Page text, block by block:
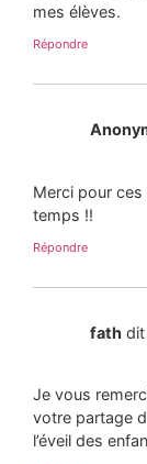
mes élèves.
Répondre
Merci pour
temps !!
Répondre
fath dit
Je vous
votre partage
l’éveil des